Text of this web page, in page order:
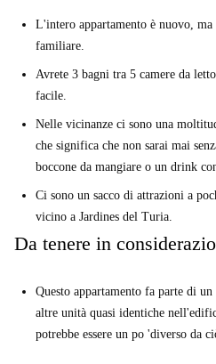
L'intero appartamento è nuovo, ma
familiare.
Avrete 3 bagni tra 5 camere da
facile.
Nelle vicinanze ci sono una
che significa che non sarai mai
boccone da mangiare o un drink
Ci sono un sacco di attrazioni a
vicino a Jardines del Turia.
Da tenere in
Questo appartamento fa parte di
altre unità quasi identiche
potrebbe essere un po 'diverso da